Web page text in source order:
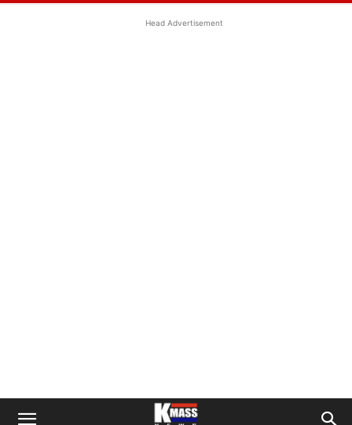
Head Advertisement